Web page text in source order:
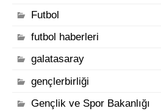
Futbol
futbol haberleri
galatasaray
gençlerbirliği
Gençlik ve Spor Bakanlığı